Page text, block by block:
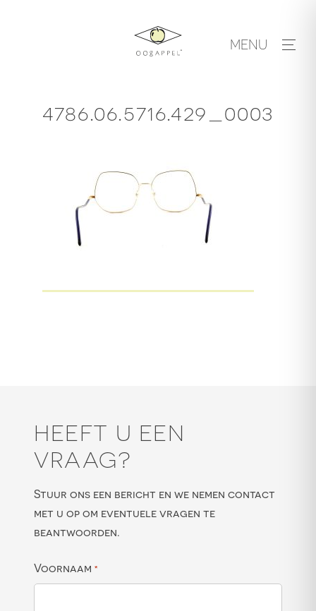
MENU
4786.06.5716.429_0003
HEEFT U EEN
VRAAG?
Stuur ons een bericht en we nemen contact
met u op om eventuele vragen te
beantwoorden.
Voornaam *